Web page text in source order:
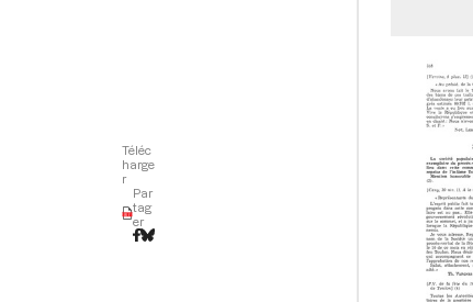
Téléc
harge
r
Par
tag
er